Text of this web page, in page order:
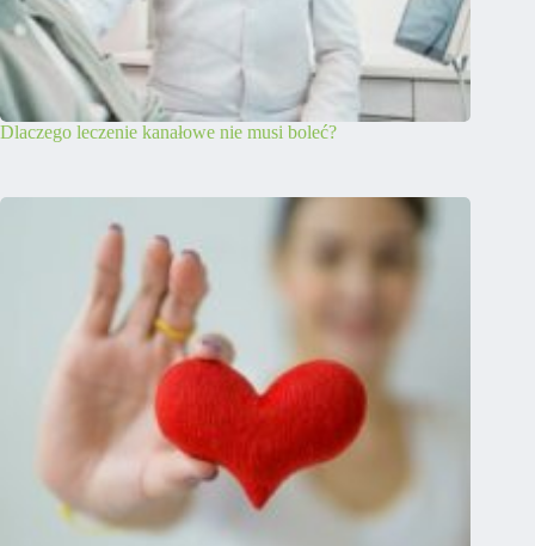
Dlaczego leczenie kanałowe nie musi boleć?